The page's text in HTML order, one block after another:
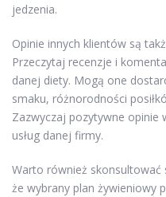
jedzenia.
Opinie innych klientów są
Przeczytaj recenzje i
danej diety. Mogą one
smaku, różnorodności
Zazwyczaj pozytywne opinie
usług danej firmy.
Warto również skonsultować
że wybrany plan żywieniowy